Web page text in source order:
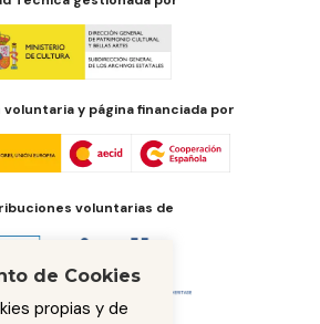
y página financiada por
voluntarias de
de Cookies
propias y de